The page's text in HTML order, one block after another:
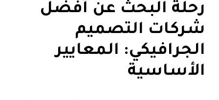
رحلة البحث عن أفضل
شركات التصميم
الجرافيكي: المعايير
الأساسية